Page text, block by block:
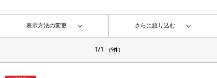
表示方法の変更 さらに絞り込む
1/1 （9件）